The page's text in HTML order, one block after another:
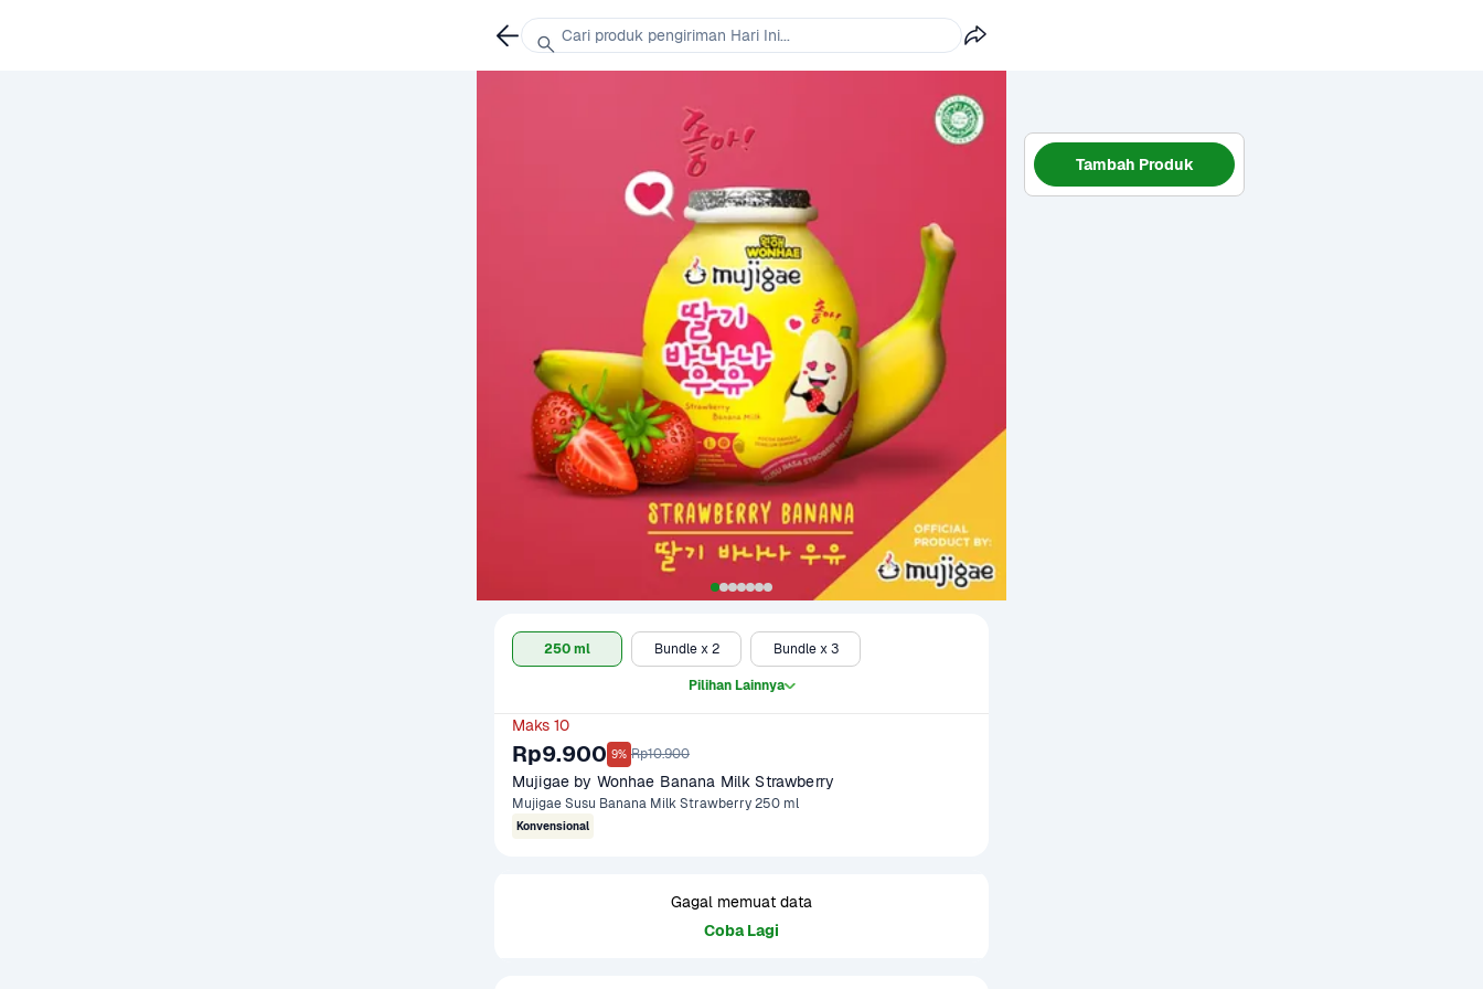
250 ml Bundle x 2 Bundle x 3
Pilihan Lainnya
Maks 10
Rp9.900 9% Rp10.900
Mujigae by Wonhae Banana Milk Strawberry
Mujigae Susu Banana Milk Strawberry 250 ml
Konvensional
Gagal memuat data
Coba Lagi
Tambah Produk
Cari produk pengiriman Hari Ini...